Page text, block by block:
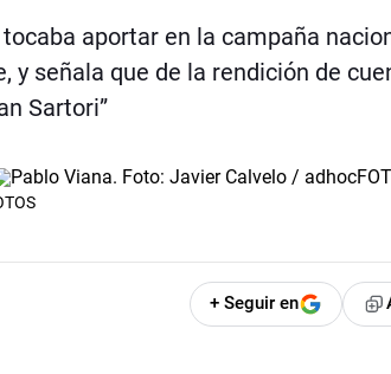
aportar en la campaña
y señala que de la rendición de
Sartori”
+ Seguir en